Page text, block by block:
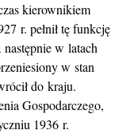
kierownikiem
r. pełnił tę funkcję
w latach
w stan
do kraju.
Gospodarczego,
1936 r.